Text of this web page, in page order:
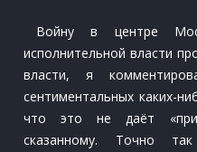
Войну в центре
исполнительной власти
власти, я
сентиментальных каких-
что это не даёт
сказанному. Точно